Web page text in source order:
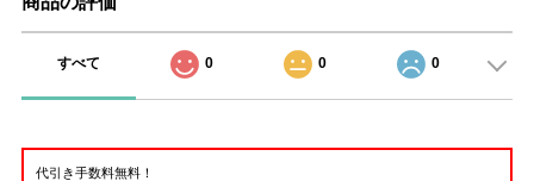
すべて 0 0 0
代引き手数料無料！